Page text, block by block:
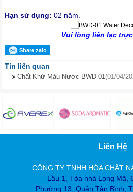
Hạn sử dụng: 02 năm.
Vui lòng liên lạc
Share zalo
Tin liên quan
Chất Khử Màu Nước BWD-01(01/04/
Liên Hệ
CÔNG TY TNHH HÓA CHẤT
Lầu 1, Tòa nhà Long Mã,
Phường 13, Quận Tân Bình,